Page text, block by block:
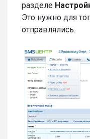
разделе
Это нужно для
отправлялись.